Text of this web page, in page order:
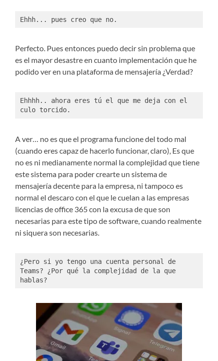
Ehhh... pues creo que no.
Perfecto. Pues entonces puedo decir sin problema que
es el mayor desastre en cuanto implementación que he
podido ver en una plataforma de mensajería ¿Verdad?
Ehhhh.. ahora eres tú el que me deja con el
culo torcido.
A ver… no es que el programa funcione del todo mal
(cuando eres capaz de hacerlo funcionar, claro), Es que
no es ni medianamente normal la complejidad que tiene
este sistema para poder crearte un sistema de
mensajería decente para la empresa, ni tampoco es
normal el descaro con el que le cuelan a las empresas
licencias de office 365 con la excusa de que son
necesarias para este tipo de software, cuando realmente
ni siquera son necesarias.
¿Pero si yo tengo una cuenta personal de
Teams? ¿Por qué la complejidad de la que
hablas?